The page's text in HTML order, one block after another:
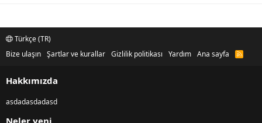
Türkçe (TR)
Bize ulaşın Şartlar ve kurallar Gizlilik politikası Yardım Ana sayfa
R
S
Hakkımızda
asdadasdadasd
Neler yeni